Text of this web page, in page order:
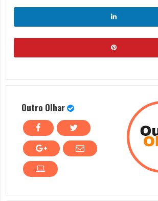
Outro Olhar